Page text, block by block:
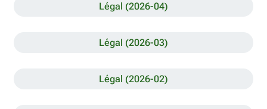
Légal (2026-04)
Légal (2026-03)
Légal (2026-02)